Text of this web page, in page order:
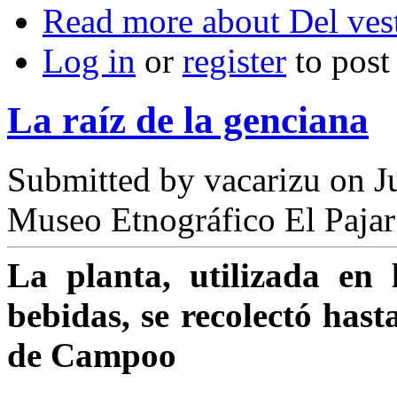
Read more about Del
Log in or register to
La raíz de la genciana
Submitted by vacarizu on
Museo Etnográfico El Pajar
La planta, utilizada en
bebidas, se recolectó
de Campoo